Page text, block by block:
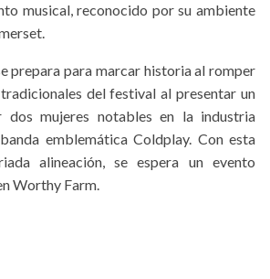
musical, reconocido por su ambiente
prepara para marcar historia al romper
del festival al presentar un
mujeres notables en la industria
emblemática Coldplay. Con esta
alineación, se espera un evento
Worthy Farm.